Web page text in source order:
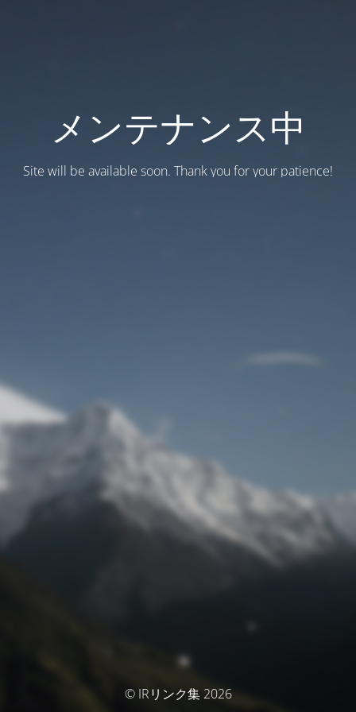
メンテナンス中
Site will be available soon. Thank you for your patience!
© IRリンク集 2026